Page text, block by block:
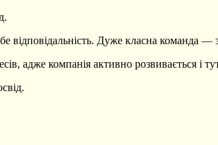
відповідальність. Дуже класна команда
адже компанія активно розвивається і